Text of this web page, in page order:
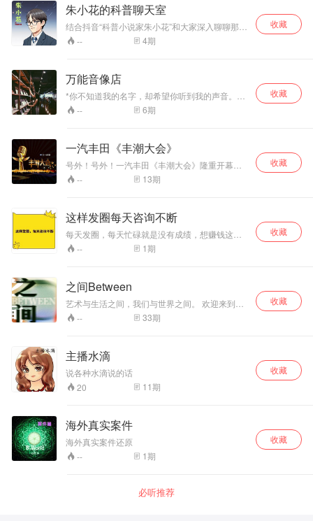
朱小花的科普聊天室
结合抖音“科普小说家朱小花”和大家深入聊聊那些
小说创作背后的故事和科普知识的有趣延伸
-- 4期
收藏
万能音像店
*你不知道我的名字，却希望你听到我的声音。不
论是在傍晚还是深夜，不论是脱口秀还是情感调
频，不论是音乐还是动漫，不论是电影还是书
这里，就在万能音像店。
-- 6期
收藏
一汽丰田《丰潮大会》
号外！号外！一汽丰田《丰潮大会》隆重开幕
了。当疯狂逗趣的帅哥阿丰与神经大条的美女田
田撩起来——或腹黑，或爆冷，或精灵古怪，或
烟。总之一句话：用声音喂饱你的耳朵，是《丰
潮大会》打小就懂的宗旨。优秀的你，还不快进
来？还有互动大礼等你呐！等你呐！你呐！呐！
客官，来玩哦！
-- 13期
收藏
这样发圈每天咨询不断
每天发圈，每天忙碌就是没有成绩，想赚钱这节
课必听
-- 1期
收藏
之间Between
艺术与生活之间，我们与世界之间。 欢迎来到之
间Between，希望能给带来最刚好的陪伴！
-- 33期
收藏
主播水滴
说各种水滴说的话
20
11期
收藏
海外真实案件
海外真实案件还原
--
1期
收藏
必听推荐